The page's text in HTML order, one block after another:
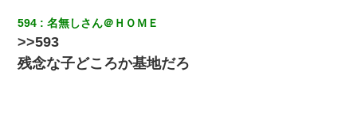
594 名無しさん＠ＨＯＭＥ
>>593
残念な子どころか基地だろ